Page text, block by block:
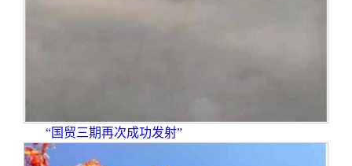
“国贸三期再次成功发射”